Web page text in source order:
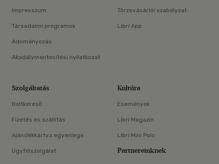
Impresszum
Társadalmi programok
Adományozás
Akadálymentesítési nyilatkozat
Törzsvásárlói szabályzat
Libri App
Szolgáltatás
Boltkereső
Fizetés és szállítás
Ajándékkártya egyenlege
Ügyfélszolgálat
Kultúra
Események
Libri Magazin
Libri Mini Polc
Partnereinknek